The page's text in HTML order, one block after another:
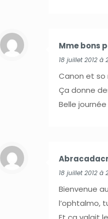
Mme bons
18 juillet 2012 à
Canon et so
Ça donne
Belle journée
18 juillet 2012 à
Bienvenue
l’ophtalmo,